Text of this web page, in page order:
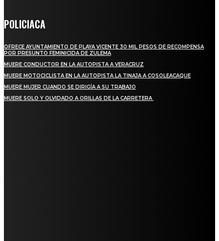
POLICIACA
OFRECE AYUNTAMIENTO DE PLAYA VICENTE 30 MIL PESOS DE RECOMPENSA
POR PRESUNTO FEMINICIDA DE ZULEMA
MUERE CONDUCTOR EN LA AUTOPISTA A VERACRUZ
MUERE MOTOCICLISTA EN LA AUTOPISTA LA TINAJA A COSOLEACAQUE
MUERE MUJER CUANDO SE DIRIGÍA A SU TRABAJO
MUERE SOLO Y OLVIDADO A ORILLAS DE LA CARRETERA